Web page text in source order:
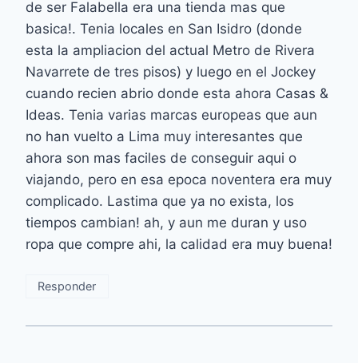
de ser Falabella era una tienda mas que
basica!. Tenia locales en San Isidro (donde
esta la ampliacion del actual Metro de Rivera
Navarrete de tres pisos) y luego en el Jockey
cuando recien abrio donde esta ahora Casas &
Ideas. Tenia varias marcas europeas que aun
no han vuelto a Lima muy interesantes que
ahora son mas faciles de conseguir aqui o
viajando, pero en esa epoca noventera era muy
complicado. Lastima que ya no exista, los
tiempos cambian! ah, y aun me duran y uso
ropa que compre ahi, la calidad era muy buena!
Responder